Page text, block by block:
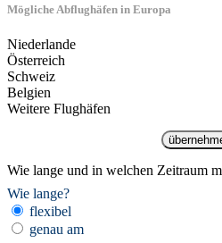
Mögliche Abflughäfen in Europa
Niederlande
Österreich
Schweiz
Belgien
Weitere Flughäfen
Wie lange und in welchen Zeitraum
Wie lange?
flexibel
genau am